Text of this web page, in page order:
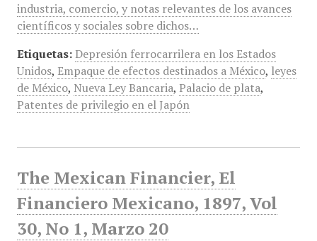
industria, comercio, y notas relevantes de los avances
científicos y sociales sobre dichos…
Etiquetas: Depresión ferrocarrilera en los Estados
Unidos, Empaque de efectos destinados a México, leyes
de México, Nueva Ley Bancaria, Palacio de plata,
Patentes de privilegio en el Japón
The Mexican Financier, El
Financiero Mexicano, 1897, Vol
30, No 1, Marzo 20